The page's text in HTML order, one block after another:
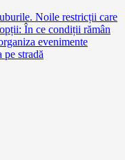
Noile restricții care
În ce condiții rămân
evenimente
pe stradă